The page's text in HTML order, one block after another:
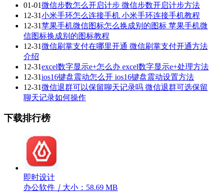
01-01微信步数怎么开启计步 微信步数开启计步方法
12-31小米手环怎么连接手机 小米手环连接手机教程
12-31苹果手机微信图标怎么换成别的图标 苹果手机微
信图标换成别的图标教程
12-31微信刷掌支付在哪里开通 微信刷掌支付开通方法
介绍
12-31excel数字显示e+怎么办 excel数字显示e+处理方法
12-31ios16键盘震动怎么开 ios16键盘震动设置方法
12-31微信退群可以保留聊天记录吗 微信退群可选保留
聊天记录如何操作
下载排行榜
即时设计
办公软件 ｜ 大小：58.69 MB